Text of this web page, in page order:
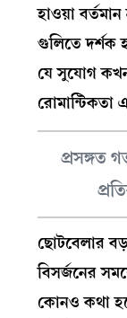
হাওয়া
গুলিতে দর্শক
যে সুযোগ
রোমান্টিকতা
প্রসঙ্গত
ছোটবেলার
বিসর্জনের
কোনও কথা